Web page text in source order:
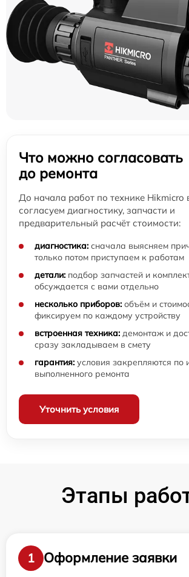
Что можно согласовать
до ремонта
До начала работ по технике Hikmicro
согласуем диагностику, запчасти и
предварительный расчёт стоимости:
диагностика: сначала выясняем
только потом приступаем к работам
детали: подбор запчастей и
обсуждается с вами отдельно
несколько приборов: объём и
фиксируем по каждому устройству
встроенная техника: демонтаж и
сразу закладываем в смету
гарантия: условия закрепляются по
выполненного ремонта
Уточнить условия
Этапы
1
Оформление заявки